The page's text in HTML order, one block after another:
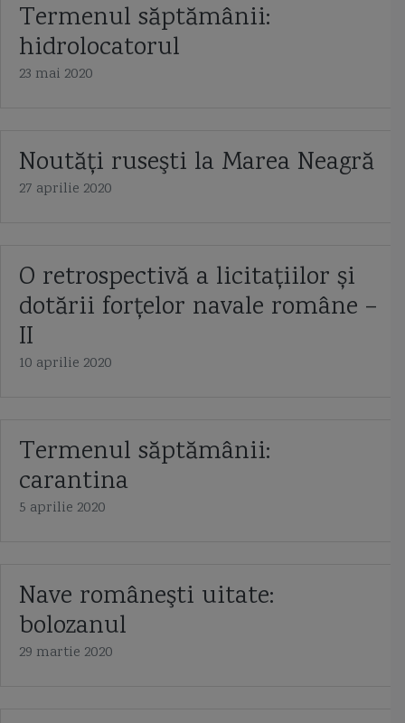
Termenul săptămânii:
hidrolocatorul
23 mai 2020
Noutăţi ruseşti la Marea Neagră
27 aprilie 2020
O retrospectivă a licitațiilor și
dotării forțelor navale române –
II
10 aprilie 2020
Termenul săptămânii:
carantina
5 aprilie 2020
Nave româneşti uitate:
bolozanul
29 martie 2020